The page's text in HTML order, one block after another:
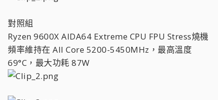
對照組
Ryzen 9600X AIDA64 Extreme CPU FPU Stress燒機
頻率維持在 All Core 5200-5450MHz，最高溫度
69°C，最大功耗 87W